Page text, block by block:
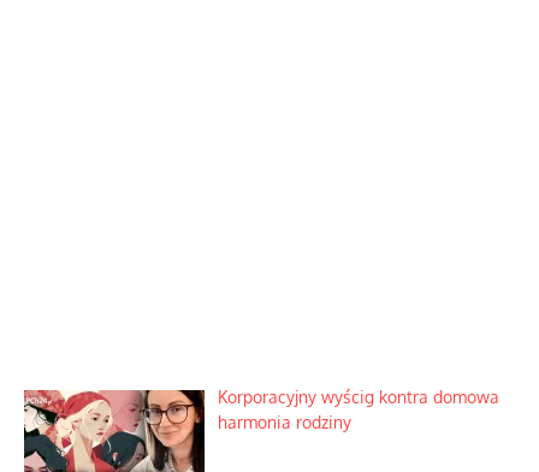
Korporacyjny wyścig kontra domowa
harmonia rodziny